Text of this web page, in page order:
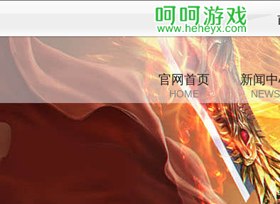
官网首页
HOME
新闻
NEWS